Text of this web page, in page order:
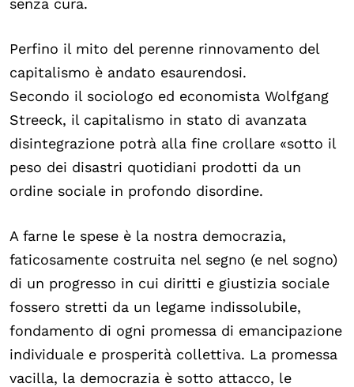
senza cura.
Perfino il mito del perenne rinnovamento del
capitalismo è andato esaurendosi.
Secondo il sociologo ed economista Wolfgang
Streeck, il capitalismo in stato di avanzata
disintegrazione potrà alla fine crollare «sotto il
peso dei disastri quotidiani prodotti da un
ordine sociale in profondo disordine.
A farne le spese è la nostra democrazia,
faticosamente costruita nel segno (e nel sogno)
di un progresso in cui diritti e giustizia sociale
fossero stretti da un legame indissolubile,
fondamento di ogni promessa di emancipazione
individuale e prosperità collettiva. La promessa
vacilla, la democrazia è sotto attacco, le